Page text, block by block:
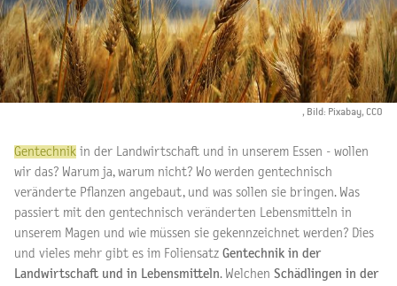
, Bild: Pixabay, CCO
Gentechnik in der Landwirtschaft und in unserem Essen - wollen
wir das? Warum ja, warum nicht? Wo werden gentechnisch
veränderte Pflanzen angebaut, und was sollen sie bringen. Was
passiert mit den gentechnisch veränderten Lebensmitteln in
unserem Magen und wie müssen sie gekennzeichnet werden? Dies
und vieles mehr gibt es im Foliensatz Gentechnik in der
Landwirtschaft und in Lebensmitteln. Welchen Schädlingen in der